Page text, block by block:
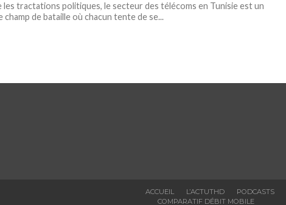
les tractations politiques, le secteur des télécoms en Tunisie est un
champ de bataille où chacun tente de se...
ACCUEIL L’ACTUTHD PODCASTS
COMPARATIF DÉBIT MOBILE